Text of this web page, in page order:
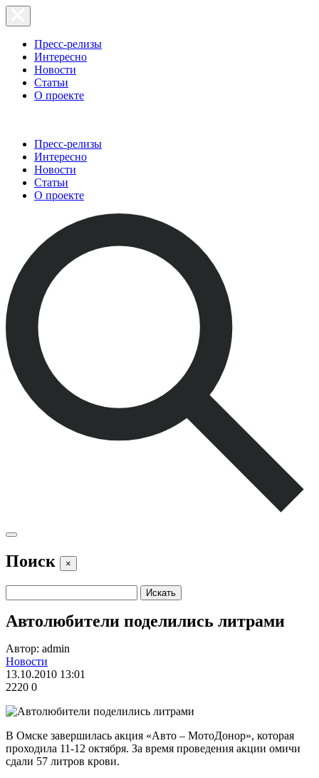
Пресс-релизы
Интересно
Новости
Статьи
О проекте
Пресс-релизы
Интересно
Новости
Статьи
О проекте
Поиск ×
Автолюбители поделились литрами
Автор: admin
Новости
13.10.2010 13:01
2220 0
В Омске завершилась акция «Авто – МотоДонор», которая
проходила 11-12 октября. За время проведения акции омичи
сдали 57 литров крови.